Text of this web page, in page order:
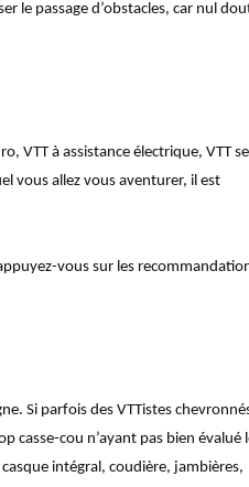
le passage d’obstacles, car nul
VTT à assistance électrique, VTT
vous allez vous aventurer, il est
vous sur les
Si parfois des VTTistes
casse-cou n’ayant pas bien évalué
intégral, coudière, jambières,